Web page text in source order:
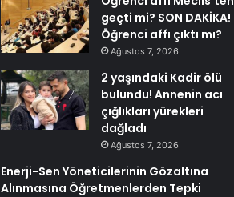
geçti mi? SON DAKİKA!
Öğrenci affı çıktı mı?
Ağustos 7, 2026
2 yaşındaki Kadir ölü
bulundu! Annenin acı
çığlıkları yürekleri
dağladı
Ağustos 7, 2026
Enerji-Sen Yöneticilerinin Gözaltına
Alınmasına Öğretmenlerden Tepki